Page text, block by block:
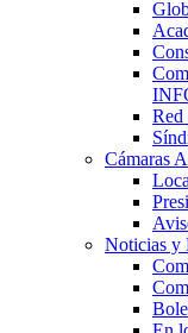
Red
Cámaras
Noticias y